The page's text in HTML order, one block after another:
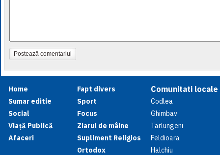
Postează comentariul
Home
Sumar editie
Social
Viață Publică
Afaceri
Fapt divers
Sport
Focus
Ziarul de mâine
Supliment Religios
Ortodox
Comunitati locale
Codlea
Ghimbav
Tarlungeni
Feldioara
Halchiu